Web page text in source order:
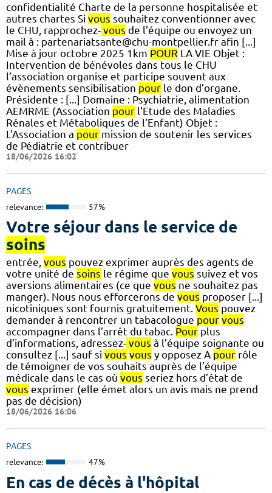
confidentialité Charte de la personne hospitalisée et
autres chartes Si vous souhaitez conventionner avec
le CHU, rapprochez- vous de l'équipe ou envoyez un
mail à : partenariatsante@chu-montpellier.fr afin [...]
Mise à jour octobre 2025 1km POUR LA VIE Objet :
Intervention de bénévoles dans tous le CHU
l’association organise et participe souvent aux
évènements sensibilisation pour le don d’organe.
Présidente : [...] Domaine : Psychiatrie, alimentation
AEMRME (Association pour l'Etude des Maladies
Rénales et Métaboliques de l'Enfant) Objet :
L'Association a pour mission de soutenir les services
de Pédiatrie et contribuer
18/06/2026 16:02
PAGES
relevance: 57%
Votre séjour dans le service de
soins
entrée, vous pouvez exprimer auprès des agents de
votre unité de soins le régime que vous suivez et vos
aversions alimentaires (ce que vous ne souhaitez pas
manger). Nous nous efforcerons de vous proposer [...]
nicotiniques sont fournis gratuitement. Vous pouvez
demander à rencontrer un tabacologue pour vous
accompagner dans l’arrêt du tabac. Pour plus
d’informations, adressez- vous à l’équipe soignante ou
consultez [...] sauf si vous vous y opposez A pour rôle
de témoigner de vos souhaits auprès de l’équipe
médicale dans le cas où vous seriez hors d’état de
vous exprimer (elle émet alors un avis mais ne prend
pas de décision)
18/06/2026 16:06
PAGES
relevance: 47%
En cas de décès à l'hôpital